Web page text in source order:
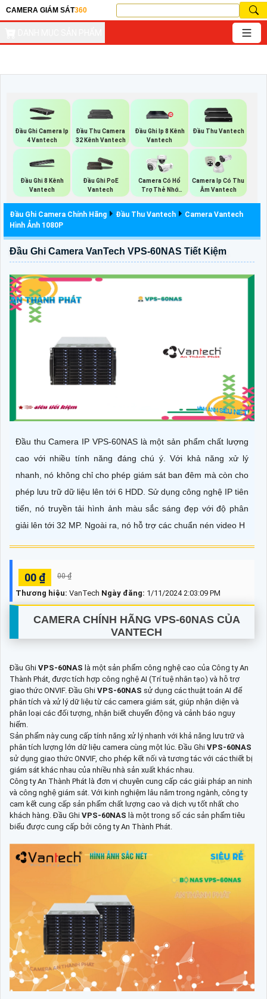
CAMERA GIÁM SÁT360
Đầu Ghi Camera Ip
4 Vantech
Đầu Thu Camera
32 Kênh Vantech
Đầu Ghi Ip 8 Kênh
Vantech
Đầu Thu Vantech
Đầu Ghi 8 Kênh
Vantech
Đầu Ghi PoE
Vantech
Camera Có Hổ
Trợ Thẻ Nhớ
Vantech
Camera Ip Có Thu
Âm Vantech
Đầu Ghi Camera Chính Hãng Đầu Thu Vantech
Camera Vantech
Hình Ảnh 1080P
Đầu Ghi Camera VanTech VPS-60NAS Tiết Kiệm
Đầu thu Camera IP VPS-60NAS là một sản phẩm chất lượng
cao với nhiều tính năng đáng chú ý. Với khả năng xử lý
nhanh, nó không chỉ cho phép giám sát ban đêm mà còn cho
phép lưu trữ dữ liệu lên tới 6 HDD. Sử dụng công nghệ IP tiên
tiến, nó truyền tải hình ảnh màu sắc sáng đẹp với độ phân
giải lên tới 32 MP. Ngoài ra, nó hỗ trợ các chuẩn nén video H
00 ₫ 00 ₫
Thương hiệu: VanTech Ngày đăng: 1/11/2024 2:03:09 PM
CAMERA CHÍNH HÃNG VPS-60NAS CỦA
VANTECH
Đầu Ghi VPS-60NAS là một sản phẩm công nghệ cao của Công ty An
Thành Phát, được tích hợp công nghệ AI (Trí tuệ nhân tạo) và hỗ trợ
giao thức ONVIF. Đầu Ghi VPS-60NAS sử dụng các thuật toán AI để
phân tích và xử lý dữ liệu từ các camera giám sát, giúp nhận diện và
phân loại các đối tượng, nhận biết chuyển động và cảnh báo nguy
hiểm.
Sản phẩm này cung cấp tính năng xử lý nhanh với khả năng lưu trữ và
phân tích lượng lớn dữ liệu camera cùng một lúc. Đầu Ghi VPS-60NAS
sử dụng giao thức ONVIF, cho phép kết nối và tương tác với các thiết bị
giám sát khác nhau của nhiều nhà sản xuất khác nhau.
Công ty An Thành Phát là đơn vị chuyên cung cấp các giải pháp an ninh
và công nghệ giám sát. Với kinh nghiệm lâu năm trong ngành, công ty
cam kết cung cấp sản phẩm chất lượng cao và dịch vụ tốt nhất cho
khách hàng. Đầu Ghi VPS-60NAS là một trong số các sản phẩm tiêu
biểu được cung cấp bởi công ty An Thành Phát.